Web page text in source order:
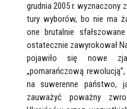
grudnia 2005 r. wyznaczony
tury wyborów, bo nie ma
one brutalnie
ostatecznie zawyrokował
pojawiło się nowe
„pomarańczową
na suwerenne państwo,
zauważyć poważny